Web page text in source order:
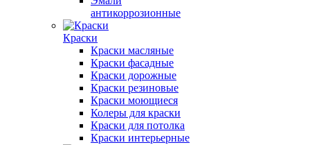
антикоррозионные
Краски
Краски масляные
Краски фасадные
Краски дорожные
Краски резиновые
Краски моющиеся
Колеры для краски
Краски для потолка
Краски интерьерные